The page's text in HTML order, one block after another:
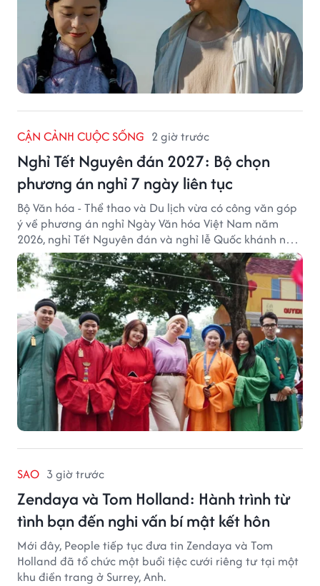
CẬN CẢNH CUỘC SỐNG 2 giờ trước
Nghỉ Tết Nguyên đán 2027: Bộ chọn
phương án nghỉ 7 ngày liên tục
Bộ Văn hóa - Thể thao và Du lịch vừa có công văn góp
ý về phương án nghỉ Ngày Văn hóa Việt Nam năm
2026, nghỉ Tết Nguyên đán và nghỉ lễ Quốc khánh năm
2027.
SAO 3 giờ trước
Zendaya và Tom Holland: Hành trình từ
tình bạn đến nghi vấn bí mật kết hôn
Mới đây, People tiếp tục đưa tin Zendaya và Tom
Holland đã tổ chức một buổi tiệc cưới riêng tư tại một
khu điền trang ở Surrey, Anh.